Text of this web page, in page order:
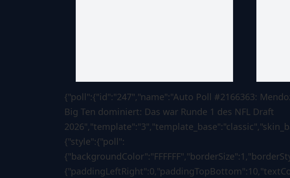
{"poll":{"id":"247","name":"Auto Poll #2166363:
Big Ten dominiert: Das war Runde 1 des NFL Draft
{"style":{"poll":